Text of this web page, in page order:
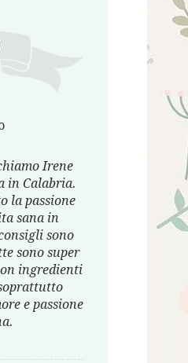
Irene
in Calabria.
la passione
sana in
sono
sono super
ingredienti
e passione